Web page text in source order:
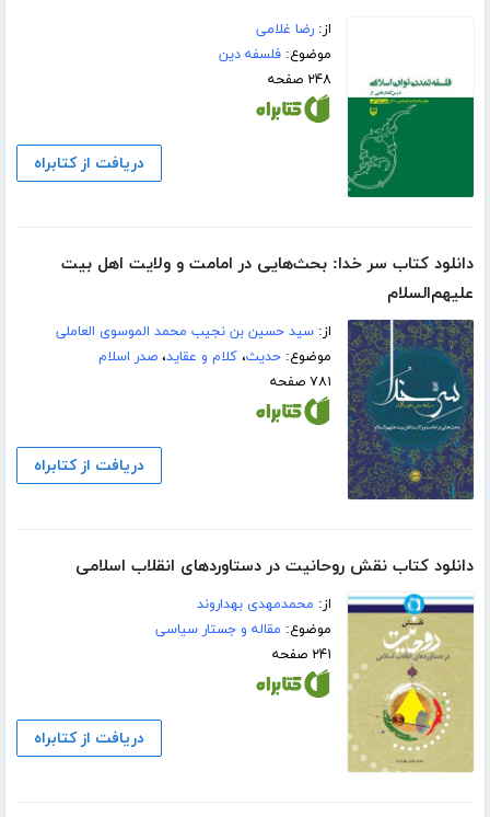
از:رضا غلامی
موضوع:فلسفه دین
۲۴۸ صفحه
دریافت از کتابراه
دانلود کتاب سر خدا: بحث‌هایی در امامت و ولایت اهل بیت
علیهم‌السلام
از:سید حسین بن نجیب محمد الموسوی العاملی
موضوع:حدیث،کلام و عقاید،صدر اسلام
۷۸۱ صفحه
دریافت از کتابراه
دانلود کتاب نقش روحانیت در دستاوردهای انقلاب اسلامی
از: محمدمهدی بهداروند
موضوع: مقاله و جستار سیاسی
۲۴۱ صفحه
دریافت از کتابراه